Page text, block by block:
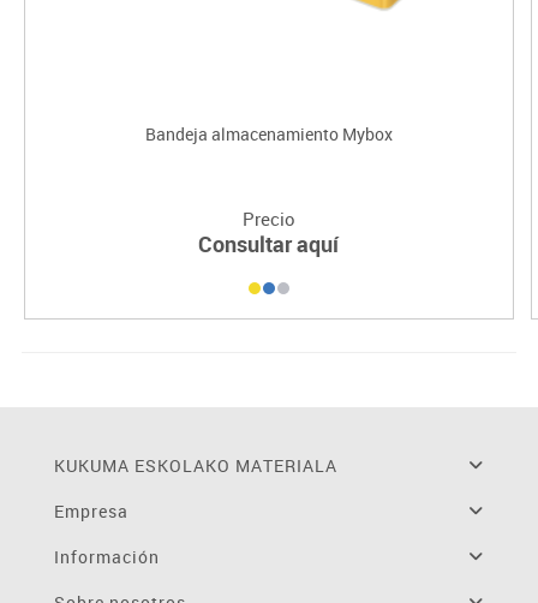
Bandeja almacenamiento Mybox
Precio
Consultar aquí
KUKUMA ESKOLAKO MATERIALA
Empresa
Información